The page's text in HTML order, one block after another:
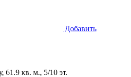
Добавить
61.9 кв. м., 5/10 эт.